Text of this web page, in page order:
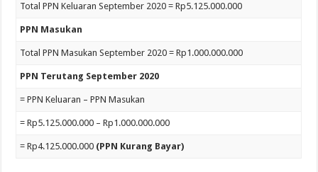
Total PPN Keluaran September 2020 = Rp5.125.000.000
PPN Masukan
Total PPN Masukan September 2020 = Rp1.000.000.000
PPN Terutang September 2020
= PPN Keluaran – PPN Masukan
= Rp5.125.000.000 – Rp1.000.000.000
= Rp4.125.000.000 (PPN Kurang Bayar)